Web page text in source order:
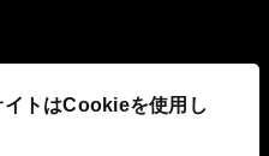
イトはCookieを使用し